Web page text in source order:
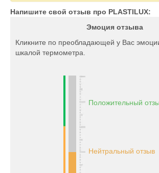
Напишите свой отзыв про PLASTILUX:
Эмоция отзыва
Кликните по преобладающей у Вас
шкалой термометра.
Положительный
Нейтральный отзыв